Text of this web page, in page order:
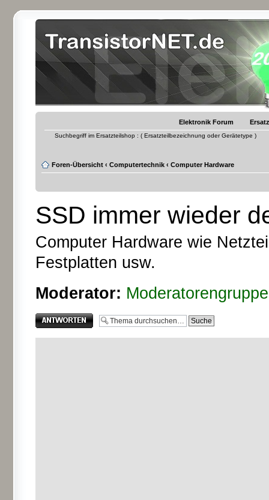
Elektronik Forum
Suchbegriff im Ersatzteilshop : ( Ersatzteilbezeichnung oder Gerätetype )
Foren-Übersicht ‹ Computertechnik ‹ Computer Hardware
SSD immer wieder
Computer Hardware wie
Festplatten usw.
Moderator: Moderatorengruppe
Antwort erstellen